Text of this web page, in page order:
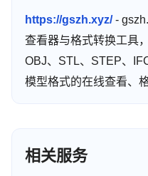
https://gszh.xyz/-
查看器与格式转换工具
OBJ、STL、STEP、
模型格式的在线查看、
相关服务